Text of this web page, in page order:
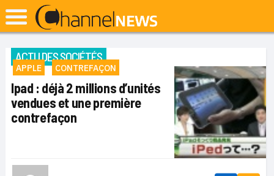
ACTU DES SOCIÉTÉS
APPLE CONTREFAÇON
Ipad : déjà 2 millions d’unités
vendues et une première
contrefaçon